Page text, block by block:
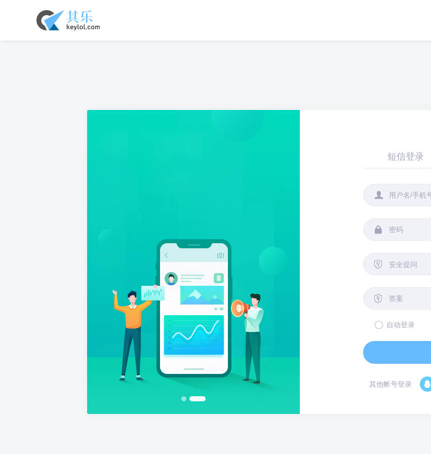
短信登录


 安全提问

自动登录
其他帐号登录 